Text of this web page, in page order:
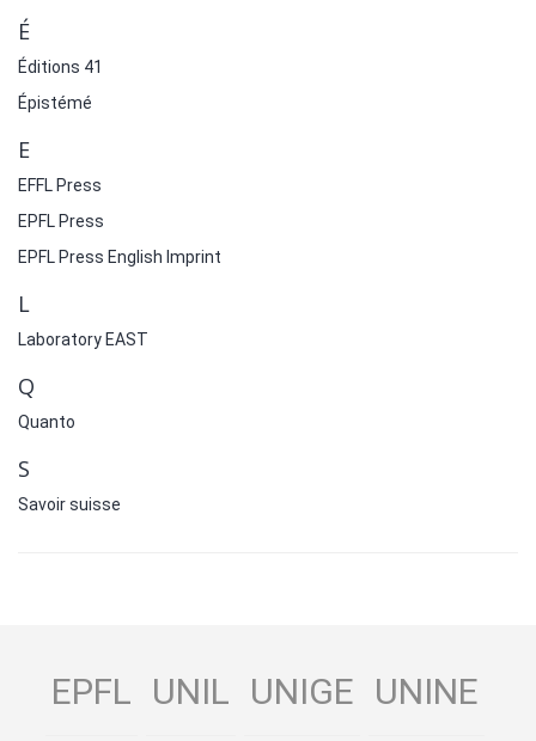
É
Éditions 41
Épistémé
E
EFFL Press
EPFL Press
EPFL Press English Imprint
L
Laboratory EAST
Q
Quanto
S
Savoir suisse
EPFL UNIL UNIGE UNINE